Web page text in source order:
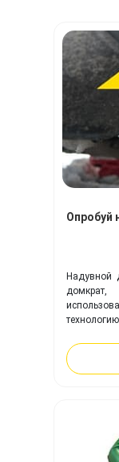
Опробуй
Надувной